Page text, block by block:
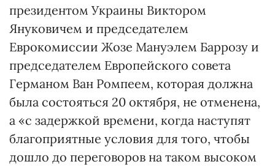
президентом Украины Виктором
Януковичем и председателем
Еврокомиссии Жозе Мануэлем Баррозу и
председателем Европейского совета
Германом Ван Ромпеем, которая должна
была состояться 20 октября, не отменена,
а «с задержкой времени, когда наступят
благоприятные условия для того, чтобы
дошло до переговоров на таком высоком